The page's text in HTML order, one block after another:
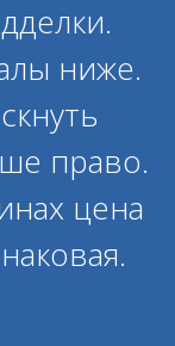
ниже.
право.
цена